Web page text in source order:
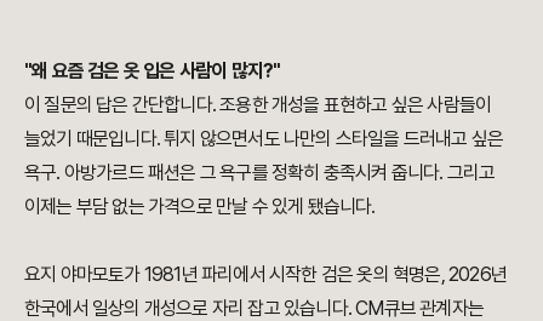
"왜 요즘 검은 옷 입은 사람이 많지?"
이 질문의 답은 간단합니다. 조용한 개성을 표현하고 싶은 사람들이
늘었기 때문입니다. 튀지 않으면서도 나만의 스타일을 드러내고 싶은
욕구. 아방가르드 패션은 그 욕구를 정확히 충족시켜 줍니다. 그리고
이제는 부담 없는 가격으로 만날 수 있게 됐습니다.
요지 야마모토가 1981년 파리에서 시작한 검은 옷의 혁명은, 2026년
한국에서 일상의 개성으로 자리 잡고 있습니다. CM큐브 관계자는